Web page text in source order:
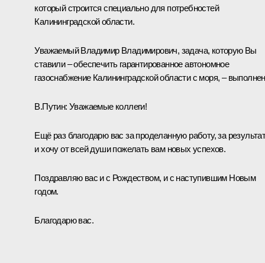
который строится специально для потребностей
Калининградской области.
Уважаемый Владимир Владимирович, задача, которую Вы
ставили – обеспечить гарантированное автономное
газоснабжение Калининградской области с моря, –
В.Путин: Уважаемые коллеги!
Ещё раз благодарю вас за проделанную работу, за
и хочу от всей души пожелать вам новых успехов.
Поздравляю вас и с Рождеством, и с наступившим Новым
годом.
Благодарю вас.